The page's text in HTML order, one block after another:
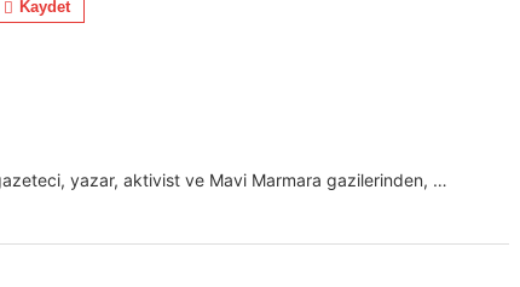
Kaydet
yazar, aktivist ve Mavi Marmara gazilerinden, …